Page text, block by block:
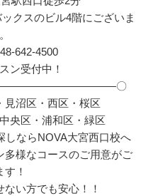
クスのビル4階にございま
642-4500
ン受付中！
〇
見沼区・西区・桜区
央区・浦和区・緑区
しならNOVA大宮西口校へ
多様なコースのご用意がご
す！
い方でも安心！！